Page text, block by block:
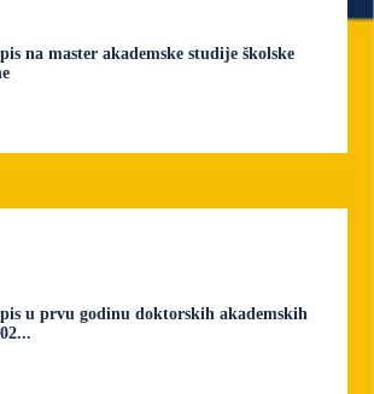
na master akademske studije školske
u prvu godinu doktorskih akademskih